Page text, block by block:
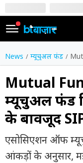
SIGN
IN
Dark
Mode
होम
शेयर
वीडियो
News म्यूचुअल फंड Mutual
Mutual
म्यूचुअल फंड
के बावजूद
एसोसिएशन ऑफ
आंकड़ों के अनुसार,